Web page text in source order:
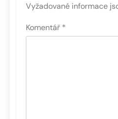
Vyžadované informace
Komentář *